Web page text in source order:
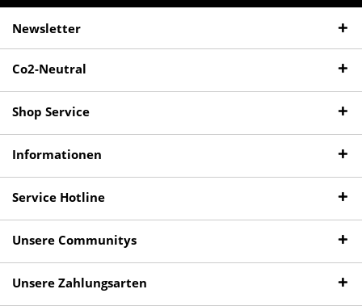
Newsletter
Co2-Neutral
Shop Service
Informationen
Service Hotline
Unsere Communitys
Unsere Zahlungsarten